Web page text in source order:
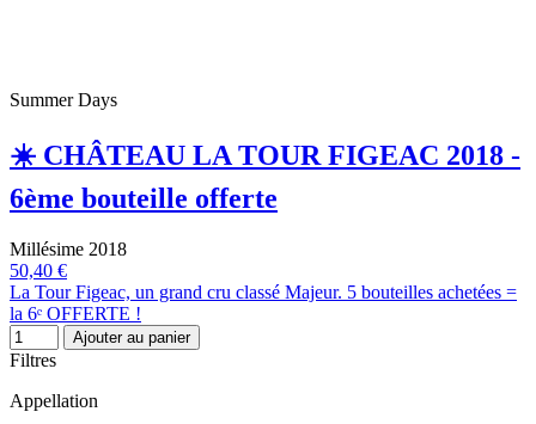
Summer Days
☀️ CHÂTEAU LA TOUR FIGEAC 2018 -
6ème bouteille offerte
Millésime 2018
50,40 €
La Tour Figeac, un grand cru classé Majeur. 5 bouteilles achetées =
la 6ᵉ OFFERTE !
Ajouter au panier
Filtres
Appellation